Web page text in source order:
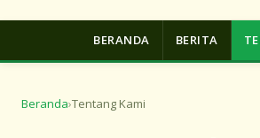
BERANDA BERITA
Beranda›Tentang Kami